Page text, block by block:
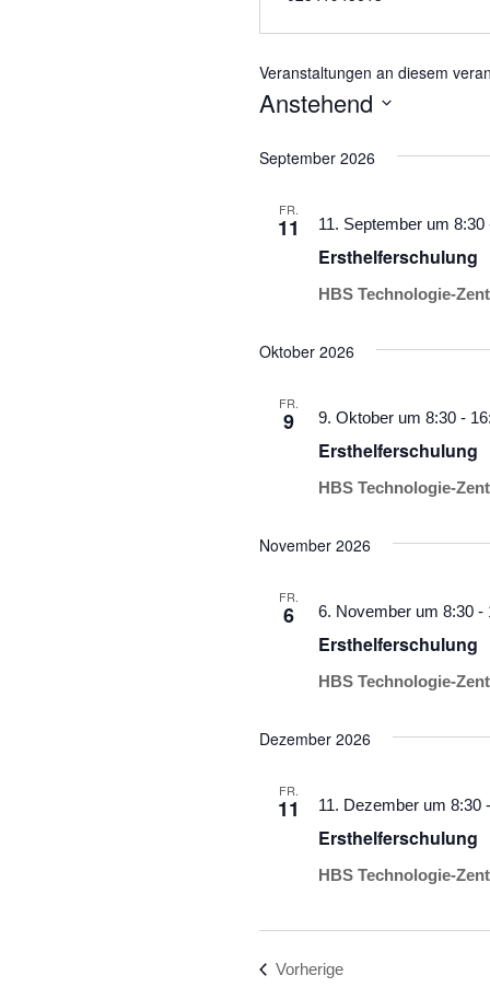
Veranstaltungen an diesem
Anstehend
wählen.
September 2026
FR.
11
Ersthelferschulung
11. September um 8:30
HBS Technologie-
Oktober 2026
FR.
9
Ersthelferschulung
9. Oktober um 8:30-
HBS Technologie-
November 2026
FR.
6
Ersthelferschulung
6. November um 8:30-
HBS Technologie-
Dezember 2026
FR.
11
Ersthelferschulung
11. Dezember um 8:30-
HBS Technologie-
VorherigeVeranstaltungen